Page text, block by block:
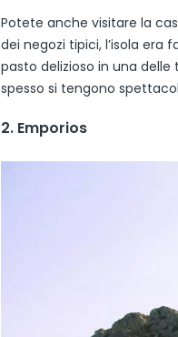
Potete anche visitare la
dei negozi tipici, l’isola era
pasto delizioso in una
spesso si tengono
2. Emporios